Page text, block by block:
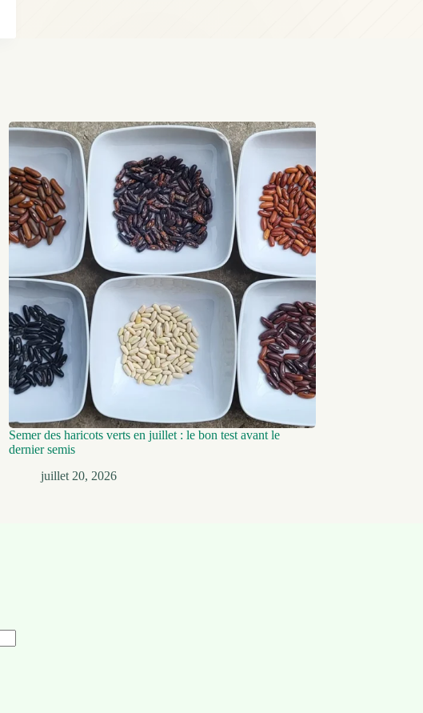
Semer des haricots verts en juillet : le bon test avant le
dernier semis
juillet 20, 2026